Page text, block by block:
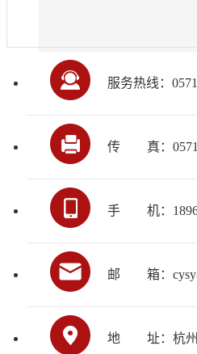
服务热线：
传 真：
手 机：
邮 箱：
地 址：杭